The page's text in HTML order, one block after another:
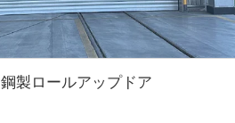
鋼製ロールアップドア